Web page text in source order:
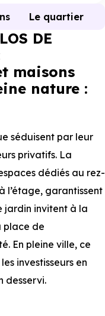
Le quartier
DE
maisons
nature :
séduisent par leur
privatifs. La
dédiés au rez-
l’étage, garantissent
jardin invitent à la
place de
En pleine ville, ce
investisseurs en
desservi.